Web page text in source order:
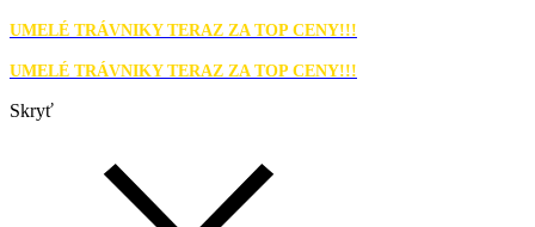
UMELÉ TRÁVNIKY TERAZ ZA TOP CENY!!!
UMELÉ TRÁVNIKY TERAZ ZA TOP CENY!!!
Skryť